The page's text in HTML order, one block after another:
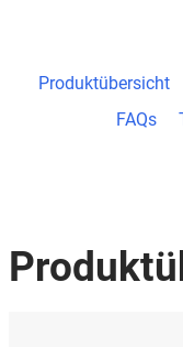
Produktübersicht
FAQs